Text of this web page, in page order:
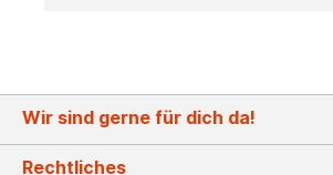
Wir sind gerne für dich da!
Rechtliches